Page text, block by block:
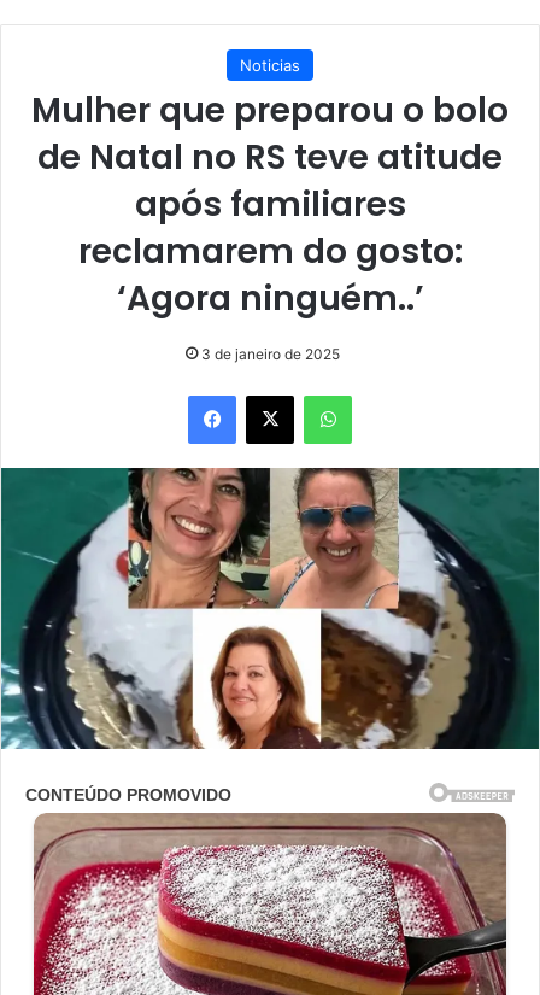
Noticias
Mulher que preparou o bolo
de Natal no RS teve atitude
após familiares
reclamarem do gosto:
‘Agora ninguém..’
3 de janeiro de 2025
Facebook
X WhatsApp